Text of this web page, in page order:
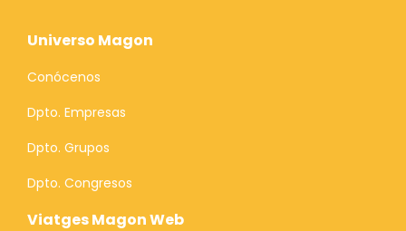
Viatges Magon Web
Universo Magon
Conócenos
Dpto. Empresas
Dpto. Grupos
Dpto. Congresos